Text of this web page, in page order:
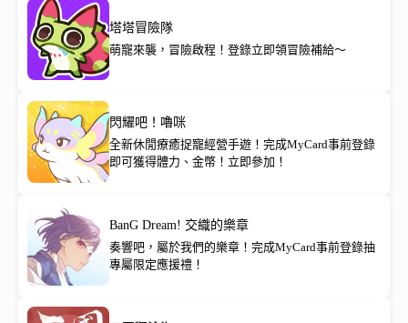
塔塔冒險隊
萌寵來襲，冒險啟程！登錄立即領冒險補給～
閃耀吧！嚕咪
全新休閒療癒捉寵經營手遊！完成MyCard事前登錄
即可獲得體力、金幣！立即參加！
BanG Dream! 交織的樂章
奏響吧，屬於我們的樂章！完成MyCard事前登錄抽
專屬限定應援禮！